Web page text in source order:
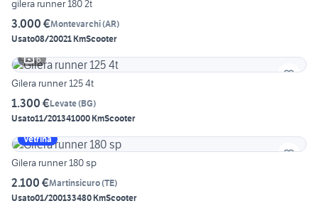
gilera runner 180 2t
3.000 €Montevarchi(AR)
Usato08/20021 KmScooter
6
Gilera runner 125 4t
1.300 €Levate(BG)
Usato11/201341000 KmScooter
Vetrina
Gilera runner 180 sp
2.100 €Martinsicuro(TE)
Usato01/200133480 KmScooter